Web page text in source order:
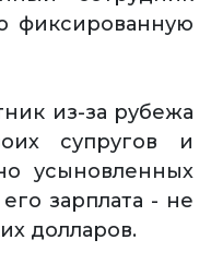
фиксированную
из-за рубежа
супругов и
усыновленных
зарплата - не
долларов.